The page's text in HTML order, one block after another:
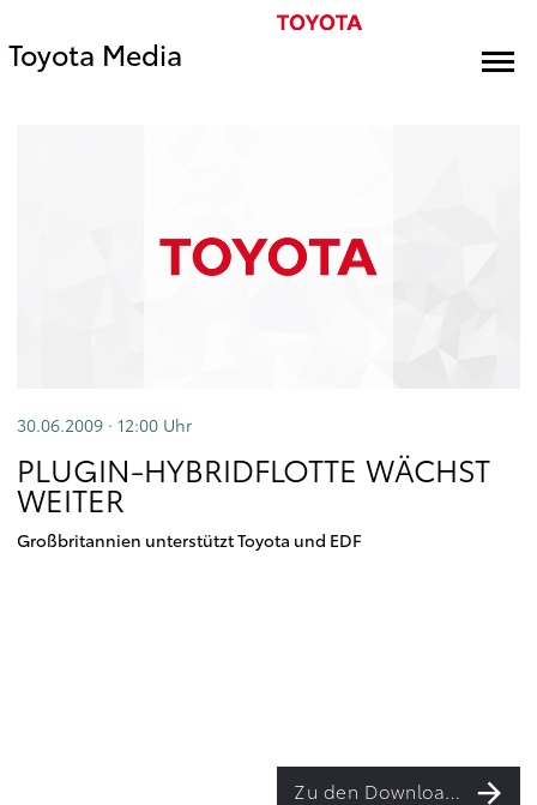
Toyota Media
30.06.2009 · 12:00 Uhr
PLUGIN-HYBRIDFLOTTE WÄCHST
WEITER
Großbritannien unterstützt Toyota und EDF
Zu den Downloads